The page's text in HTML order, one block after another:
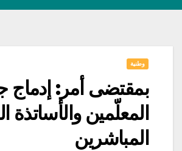
وطنية
بمقتضى أمر: إدماج
المعلّمين والأساتذة
المباشرين